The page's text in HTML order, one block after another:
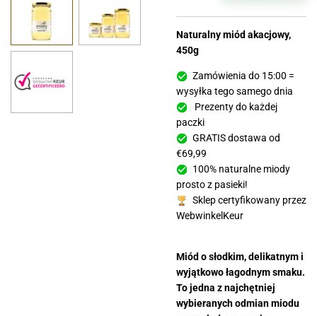
Naturalny miód akacjowy,
450g
Zamówienia do 15:00 =
wysyłka tego samego dnia
Prezenty do każdej
paczki
GRATIS dostawa od
€69,99
100% naturalne miody
prosto z pasieki!
Sklep certyfikowany przez
WebwinkelKeur
Miód o słodkim, delikatnym i
wyjątkowo łagodnym smaku.
To jedna z najchętniej
wybieranych odmian miodu